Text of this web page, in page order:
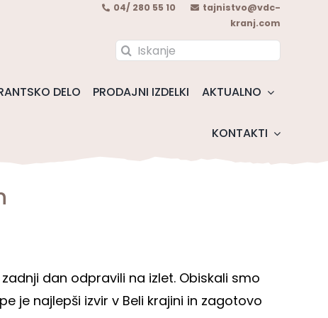
04/ 280 55 10
tajnistvo@vdc-
kranj.com
Search
DELO PRODAJNI IZDELKI AKTUALNO
KONTAKTI
dan odpravili na izlet. Obiskali smo
je najlepši izvir v Beli krajini in zagotovo